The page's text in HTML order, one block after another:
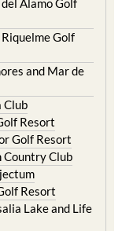
Golf
and Mar de
Club
Resort
Golf Resort
Club
Resort
Lake and Life
la Torre Golf